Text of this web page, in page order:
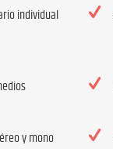
individual
y mono